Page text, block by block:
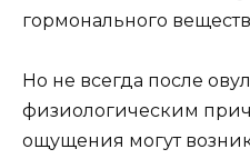
гормонального
Но не всегда после
физиологическим
ощущения могут